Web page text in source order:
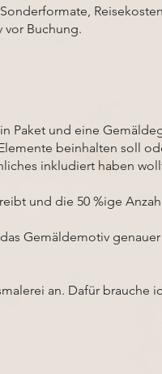
vor Buchung.
Paket und eine
beinhalten soll
inkludiert haben
und die 50 %ige
Gemäldemotiv genauer
an. Dafür brauche